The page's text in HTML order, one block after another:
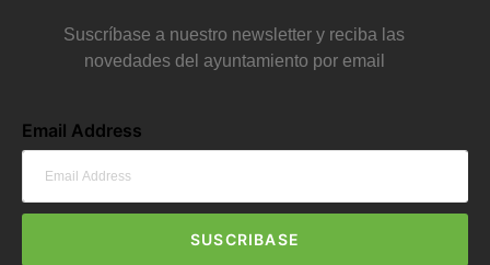
Suscríbase a nuestro newsletter y reciba las
novedades del ayuntamiento por email
Email Address
SUSCRIBASE